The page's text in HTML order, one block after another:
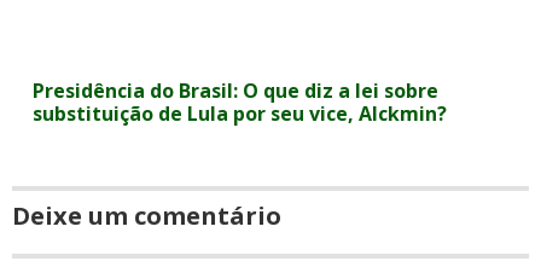
Presidência do Brasil: O que diz a lei sobre
substituição de Lula por seu vice, Alckmin?
Deixe um comentário